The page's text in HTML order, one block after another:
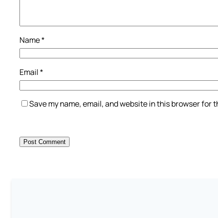
Name*
Email*
Save my name, email, and website in this browser for